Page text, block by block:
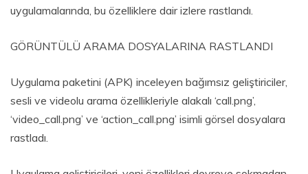
uygulamalarında, bu özelliklere dair izlere rastlandı.
GÖRÜNTÜLÜ ARAMA DOSYALARINA RASTLANDI
Uygulama paketini (APK) inceleyen bağımsız geliştiriciler,
sesli ve videolu arama özellikleriyle alakalı ‘call.png’,
‘video_call.png’ ve ‘action_call.png’ isimli görsel dosyalara
rastladı.